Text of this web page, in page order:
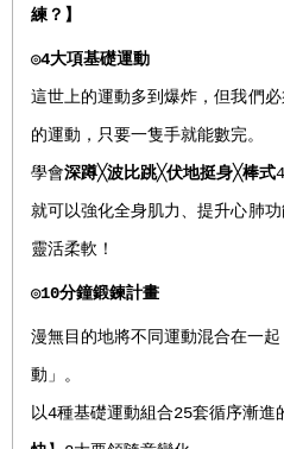
練？】
◎4大項基礎運動
這世上的運動多到爆炸，但我們
的運動，只要一隻手就能數完。
學會深蹲╳波比跳╳伏地挺身╳棒式
就可以強化全身肌力、提升心肺
靈活柔軟！
◎10分鐘鍛鍊計畫
漫無目的地將不同運動混合在一
動」。
以4種基礎運動組合25套循序漸進